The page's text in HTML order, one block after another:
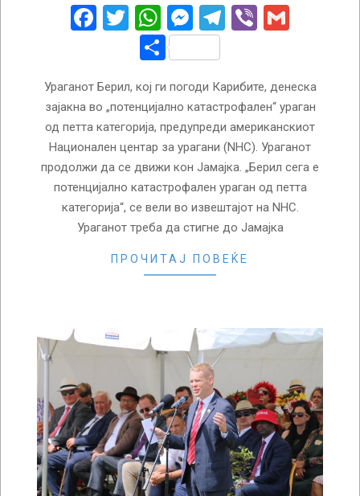
Facebook
Twitter
WhatsApp
Messenger
Telegram
Viber
Share
Ураганот Берил, кој ги погоди Карибите, денеска
зајакна во „потенцијално катастрофален“ ураган
од петта категорија, предупреди американскиот
Национален центар за урагани (NHC). Ураганот
продолжи да се движи кон Јамајка. „Берил сега е
потенцијално катастрофален ураган од петта
категорија“, се вели во извештајот на NHC.
Ураганот треба да стигне до Јамајка
ПРОЧИТАЈ ПОВЕЌЕ